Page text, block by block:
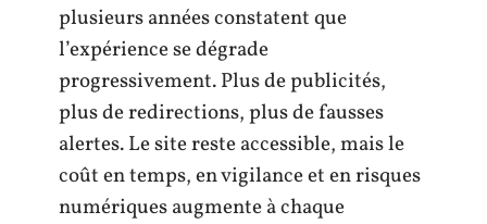
plusieurs années constatent que
l’expérience se dégrade
progressivement. Plus de publicités,
plus de redirections, plus de fausses
alertes. Le site reste accessible, mais le
coût en temps, en vigilance et en risques
numériques augmente à chaque